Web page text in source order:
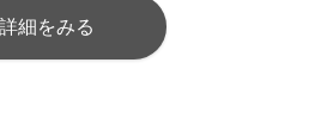
詳細をみる